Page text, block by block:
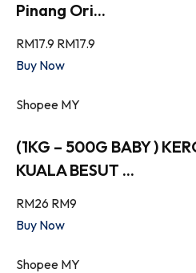
Pinang Ori...
RM17.9 RM17.9
Buy Now
Shopee MY
(1KG – 500G BABY )
KUALA BESUT ...
RM26 RM9
Buy Now
Shopee MY